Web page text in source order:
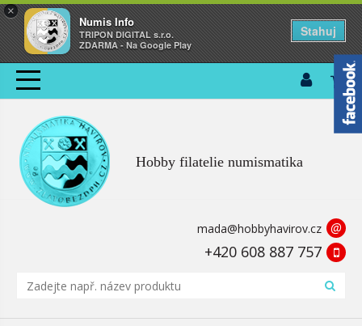
×
Numis Info
TRIPON DIGITAL s.r.o.
ZDARMA - Na Google Play
Stahuj
Hobby filatelie numismatika
mada@hobbyhavirov.cz @
+420 608 887 757